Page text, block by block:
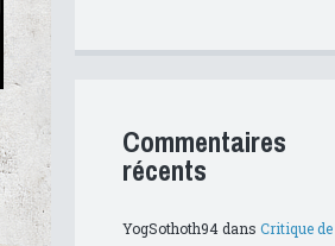
Commentaires
récents
YogSothoth94dans Critique de